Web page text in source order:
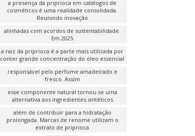
a presença da priprioca em catálogos de
cosméticos é uma realidade consolidada.
Reunindo inovação
alinhadas com acordos de sustentabilidade.
Em 2025
a raiz da priprioca é a parte mais utilizada por
conter grande concentração do óleo essencial
responsável pelo perfume amadeirado e
fresco. Assim
esse componente natural tornou-se uma
alternativa aos ingredientes sintéticos
além de contribuir para a hidratação
prolongada. Marcas de renome utilizam o
extrato de priprioca